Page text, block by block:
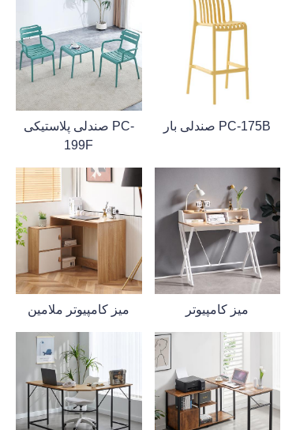
صندلی پلاستیکی PC-
199F
صندلی بار PC-175B
میز کامپیوتر ملامین میز کامپیوتر